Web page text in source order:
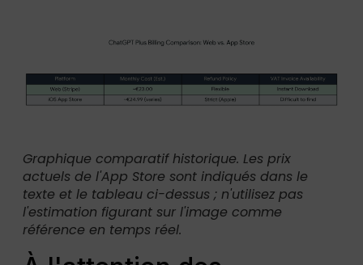
Graphique comparatif historique. Les prix
actuels de l'App Store sont indiqués dans le
texte et le tableau ci-dessus ; n'utilisez pas
l'estimation figurant sur l'image comme
référence en temps réel.